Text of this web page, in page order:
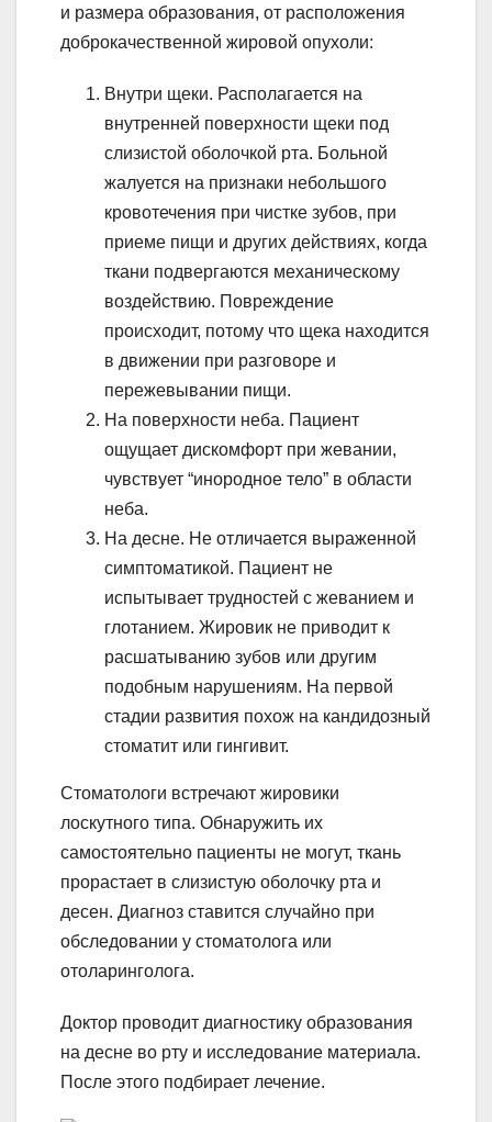
и размера образования, от расположения
доброкачественной жировой опухоли:
Внутри щеки. Располагается на
внутренней поверхности щеки под
слизистой оболочкой рта. Больной
жалуется на признаки небольшого
кровотечения при чистке зубов, при
приеме пищи и других действиях, когда
ткани подвергаются механическому
воздействию. Повреждение
происходит, потому что щека находится
в движении при разговоре и
пережевывании пищи.
На поверхности неба. Пациент
ощущает дискомфорт при жевании,
чувствует “инородное тело” в области
неба.
На десне. Не отличается выраженной
симптоматикой. Пациент не
испытывает трудностей с жеванием и
глотанием. Жировик не приводит к
расшатыванию зубов или другим
подобным нарушениям. На первой
стадии развития похож на кандидозный
стоматит или гингивит.
Стоматологи встречают жировики
лоскутного типа. Обнаружить их
самостоятельно пациенты не могут, ткань
прорастает в слизистую оболочку рта и
десен. Диагноз ставится случайно при
обследовании у стоматолога или
отоларинголога.
Доктор проводит диагностику образования
на десне во рту и исследование материала.
После этого подбирает лечение.